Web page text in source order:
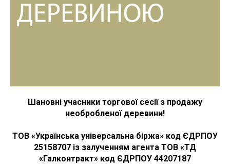
Шановні учасники торгової сесії з продажу
необробленої деревини!
ТОВ «Українська універсальна біржа» код ЄДРПОУ
25158707 із залученням агента ТОВ «ТД
«Галконтракт» код ЄДРПОУ 44207187